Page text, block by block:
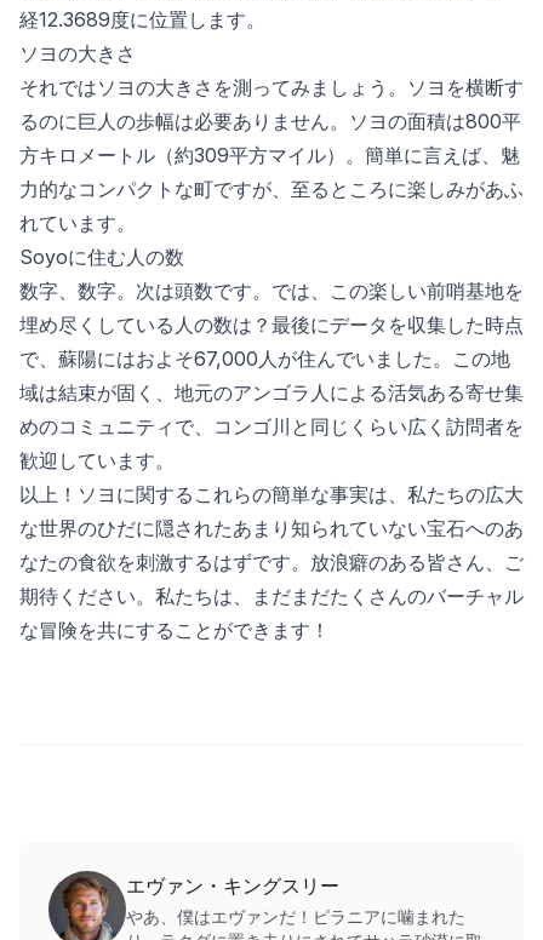
経12.3689度に位置します。
ソヨの大きさ
それではソヨの大きさを測ってみましょう。ソヨを横断す
るのに巨人の歩幅は必要ありません。ソヨの面積は800平
方キロメートル（約309平方マイル）。簡単に言えば、魅
力的なコンパクトな町ですが、至るところに楽しみがあふ
れています。
Soyoに住む人の数
数字、数字。次は頭数です。では、この楽しい前哨基地を
埋め尽くしている人の数は？最後にデータを収集した時点
で、蘇陽にはおよそ67,000人が住んでいました。この地
域は結束が固く、地元のアンゴラ人による活気ある寄せ集
めのコミュニティで、コンゴ川と同じくらい広く訪問者を
歓迎しています。
以上！ソヨに関するこれらの簡単な事実は、私たちの広大
な世界のひだに隠されたあまり知られていない宝石へのあ
なたの食欲を刺激するはずです。放浪癖のある皆さん、ご
期待ください。私たちは、まだまだたくさんのバーチャル
な冒険を共にすることができます！
エヴァン・キングスリー
やあ、僕はエヴァンだ！ピラニアに噛まれた